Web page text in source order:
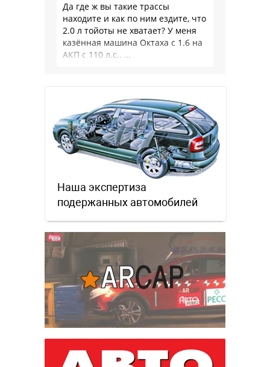
Да где ж вы такие трассы
находите и как по ним ездите, что
2.0 л тойоты не хватает? У меня
казённая машина Октаха с 1.6 на
АКП с 110 л.с.. …
Наша экспертиза
подержанных автомобилей